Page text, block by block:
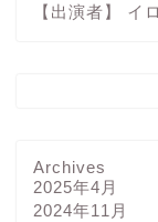
【出演者】 イ
Archives
2025年4月
2024年11月